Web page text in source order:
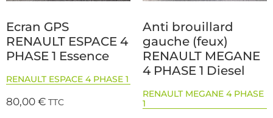
Ecran GPS
RENAULT ESPACE 4
PHASE 1 Essence
RENAULT ESPACE 4 PHASE 1
80,00€ TTC
Anti brouillard
gauche (feux)
RENAULT MEGANE
4 PHASE 1 Diesel
RENAULT MEGANE 4 PHASE
1